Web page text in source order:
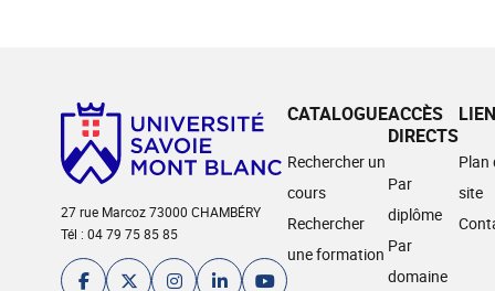
27 rue Marcoz 73000 CHAMBÉRY
Tél : 04 79 75 85 85
CATALOGUE
Rechercher un
cours
Rechercher
une formation
ACCÈS
DIRECTS
Par
diplôme
Par
domaine
Plan
site